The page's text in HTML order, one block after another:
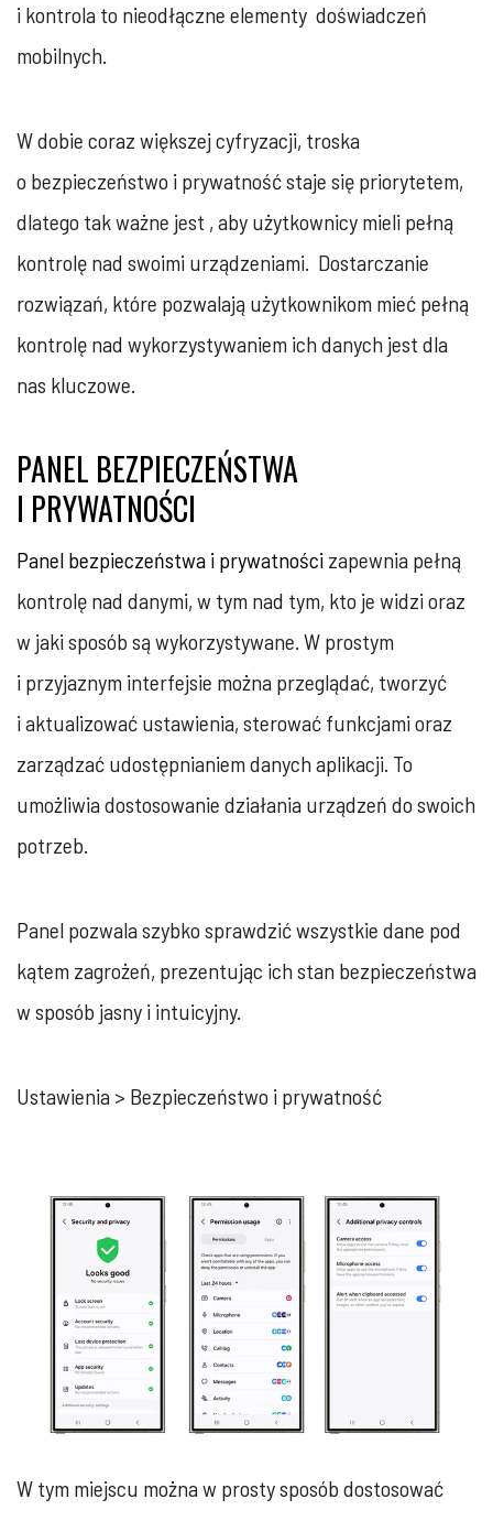
i kontrola to nieodłączne elementy doświadczeń
mobilnych.
W dobie coraz większej cyfryzacji, troska
o bezpieczeństwo i prywatność staje się priorytetem,
dlatego tak ważne jest , aby użytkownicy mieli pełną
kontrolę nad swoimi urządzeniami. Dostarczanie
rozwiązań, które pozwalają użytkownikom mieć pełną
kontrolę nad wykorzystywaniem ich danych jest dla
nas kluczowe.
PANEL BEZPIECZEŃSTWA
I PRYWATNOŚCI
Panel bezpieczeństwa i prywatności zapewnia pełną
kontrolę nad danymi, w tym nad tym, kto je widzi oraz
w jaki sposób są wykorzystywane. W prostym
i przyjaznym interfejsie można przeglądać, tworzyć
i aktualizować ustawienia, sterować funkcjami oraz
zarządzać udostępnianiem danych aplikacji. To
umożliwia dostosowanie działania urządzeń do swoich
potrzeb.
Panel pozwala szybko sprawdzić wszystkie dane pod
kątem zagrożeń, prezentując ich stan bezpieczeństwa
w sposób jasny i intuicyjny.
Ustawienia > Bezpieczeństwo i prywatność
W tym miejscu można w prosty sposób dostosować